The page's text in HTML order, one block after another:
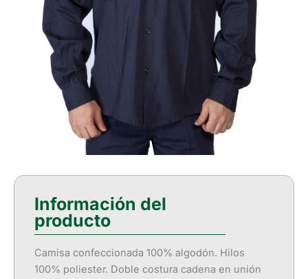
Camisa confeccionada 100% algodón. Hilos
100% poliester. Doble costura cadena en unión